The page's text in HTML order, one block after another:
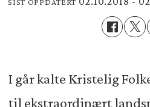
SIST OPPDATERT
I går kalte Kristelig
til ekstraordinært